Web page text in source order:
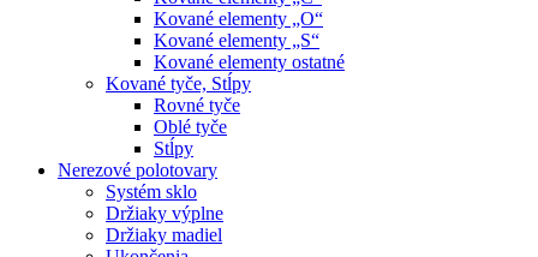
Kované elementy „O“
Kované elementy „S“
Kované elementy ostatné
Kované tyče, Stĺpy
Rovné tyče
Oblé tyče
Stĺpy
Nerezové polotovary
Systém sklo
Držiaky výplne
Držiaky madiel